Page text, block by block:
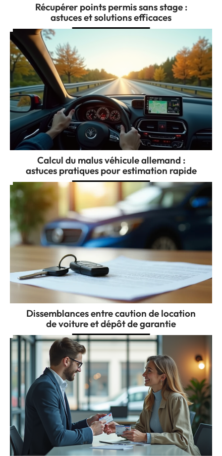
Récupérer points permis sans stage :
astuces et solutions efficaces
Calcul du malus véhicule allemand :
astuces pratiques pour estimation rapide
Dissemblances entre caution de location
de voiture et dépôt de garantie